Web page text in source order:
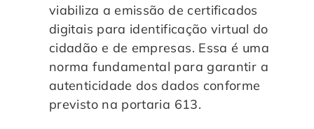
viabiliza a emissão de certificados
digitais para identificação virtual do
cidadão e de empresas. Essa é uma
norma fundamental para garantir a
autenticidade dos dados conforme
previsto na portaria 613.